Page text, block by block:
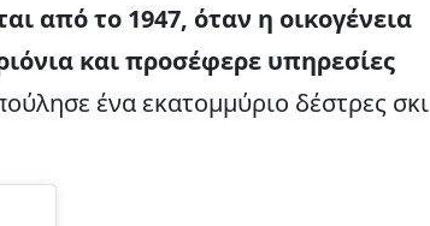
από το 1947, όταν η οικογένεια
και προσέφερε υπηρεσίες
ένα εκατομμύριο δέστρες σκι